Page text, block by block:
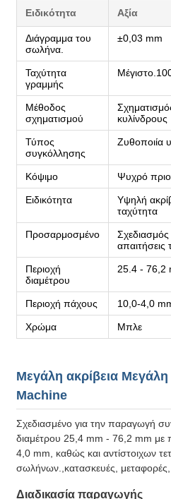
Ειδικότητα Αξία
Διάγραμμα του
σωλήνα.
±0,03 mm
Ταχύτητα
γραμμής
Μέθοδος
σχηματισμού
κυλίνδρους
Τύπος
συγκόλλησης
Ζυθοποιία
Κόψιμο Ψυχρό
Ειδικότητα
Υψηλή
ταχύτητα
Προσαρμοσμένο
απαιτήσεις
Περιοχή
διαμέτρου
25.4 - 76,2
Περιοχή πάχους 10,0-4,0
Χρώμα Μπλε
Μεγάλη ακρίβεια
Machine
Σχεδιασμένο για την παραγωγή
διαμέτρου 25,4 mm - 76,2 mm με
4,0 mm, καθώς και αντίστοιχων
σωλήνων.,κατασκευές,
Διαδικασία παραγωγής